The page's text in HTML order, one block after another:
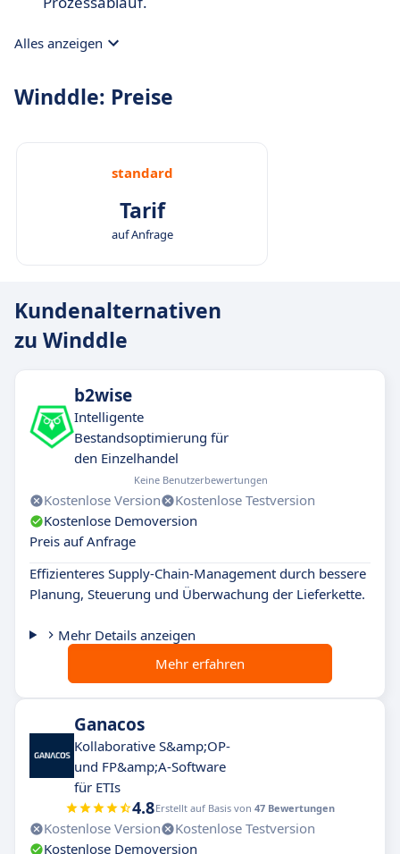
Alles anzeigen
Winddle: Preise
standard
Tarif
auf Anfrage
Kundenalternativen
zu Winddle
b2wise
Intelligente
Bestandsoptimierung für
den Einzelhandel
Keine Benutzerbewertungen
Kostenlose Version
Kostenlose Testversion
Kostenlose Demoversion
Preis auf Anfrage
Effizienteres Supply-Chain-Management durch bessere
Planung, Steuerung und Überwachung der Lieferkette.
Mehr Details anzeigen
Mehr erfahren
Ganacos
Kollaborative S&amp;OP-
und FP&amp;A-Software
für ETIs
4.8Erstellt auf Basis von 47 Bewertungen
Kostenlose Version
Kostenlose Testversion
Kostenlose Demoversion